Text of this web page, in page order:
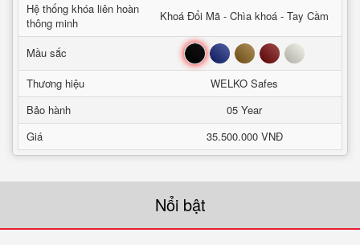
Hệ thống khóa liên hoàn
thông minh
Khoá Đổi Mã - Chìa khoá - Tay Cầm
Mầu sắc Đen Xanh Nâu Đỏ Trắng
Thương hiệu
WELKO Safes
Bảo hành
05 Year
Giá
35.500.000 VNĐ
Nổi bật